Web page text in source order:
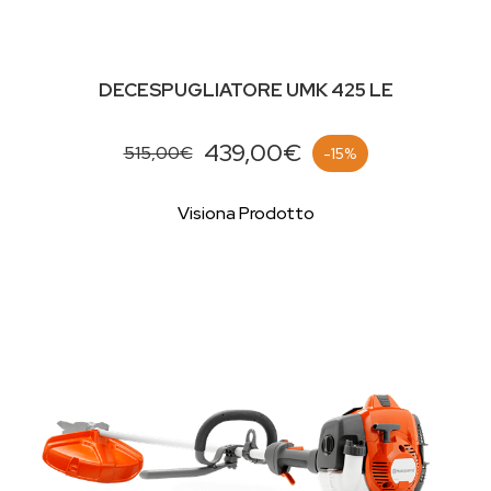
DECESPUGLIATORE UMK 425 LE
515,00€ 439,00€ -15%
Visiona Prodotto